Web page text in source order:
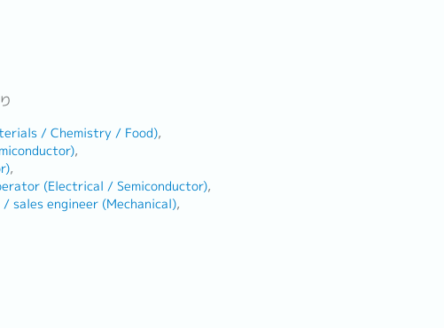
/ Chemistry / Food)
(Electrical / Semiconductor)
sales engineer (Mechanical)